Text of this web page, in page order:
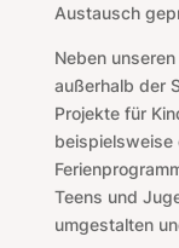
Austausch
Neben
außerhalb der
Projekte für
beispielsweise
Teens und
umgestalten